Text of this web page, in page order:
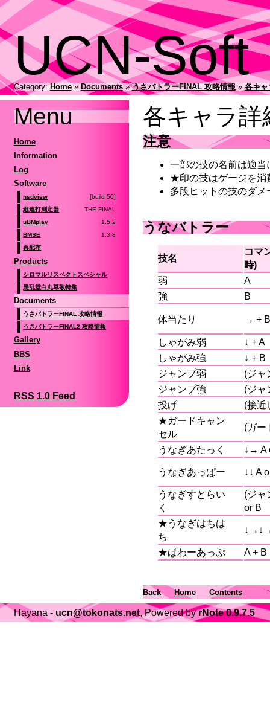
UCN-Soft
Category:Home»Documents»うさバトラーFINAL 攻略情報»各キャ
Menu
Home
Information
Log
Software
nsdview
[build 50]
縦連打測定器
THE FINAL
uBMplay
1.5.2
BMSE
1.3.8
再配布
Products
シロマルリスペクトスペシャル
愚乱堂白丸尊敬特集
Documents
うさバトラーFINAL 攻略情報
うさバトラーFINAL2 攻略情報
Gallery
BBS
Link
RSS 1.0 Feed
各キャラ詳
注意
一部の技の名前は適
★印の技はゲージを消
多段ヒットの技のダ
うなバトラー
技名
コマ
時)
弱
A
強
B
体当たり → + B
しゃがみ弱
↓ + A
しゃがみ強
↓ + B
ジャンプ弱
(ジャ
ジャンプ強
(ジャ
投げ
(接近
★ガードキャン
セル
(ガー
うなぎあたっく ↓→ A
うなぎあっぱー ↓↓ A
うなぎすとらい
く
(ジャ
or B
★うなぎはちは
ち
★ぱわーあっぷ A + B
Back Home Contents
Hayana - ucn@tokonats.net, Powered byrNote 0.9.7.5